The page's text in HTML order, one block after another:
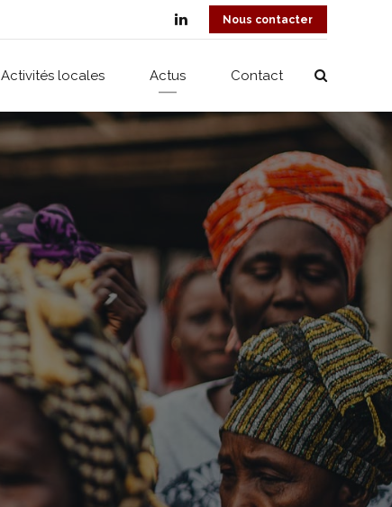
Nous contacter
Activités locales Actus Contact